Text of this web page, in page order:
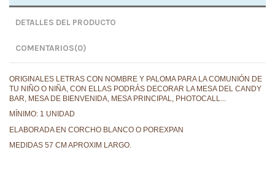
DETALLES DEL PRODUCTO
COMENTARIOS(0)
ORIGINALES LETRAS CON NOMBRE Y PALOMA PARA LA COMUNIÓN DE
TU NIÑO O NIÑA, CON ELLAS PODRÁS DECORAR LA MESA DEL CANDY
BAR, MESA DE BIENVENIDA, MESA PRINCIPAL, PHOTOCALL...
MÍNIMO: 1 UNIDAD
ELABORADA EN CORCHO BLANCO O POREXPAN
MEDIDAS 57 CM APROXIM LARGO.